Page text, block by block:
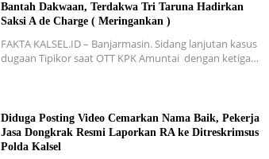
Bantah Dakwaan, Terdakwa Tri Taruna Hadirkan
Saksi A de Charge ( Meringankan )
FAKTA KALSEL.ID – Banjarmasin. Sidang lanjutan kasus
dugaan Tipikor saat OTT KPK Amuntai dengan ketiga…
Diduga Posting Video Cemarkan Nama Baik, Pekerja
Jasa Dongkrak Resmi Laporkan RA ke Ditreskrimsus
Polda Kalsel